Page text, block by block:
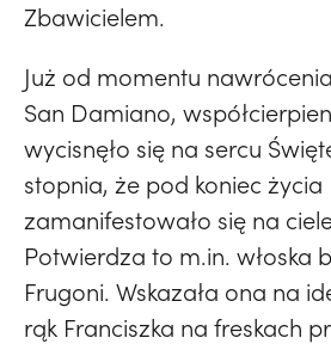
Zbawicielem.
Już od momentu
San Damiano,
wycisnęło się na sercu
stopnia, że pod koniec życia
zamanifestowało się na
Potwierdza to m.in. włoska
Frugoni. Wskazała ona na
rąk Franciszka na freskach